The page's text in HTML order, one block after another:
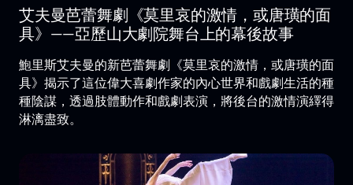
艾夫曼芭蕾舞劇《莫里哀的激情，或唐璜的面
具》——亞歷山大劇院舞台上的幕後故事
鮑里斯艾夫曼的新芭蕾舞劇《莫里哀的激情，或唐璜的面
具》揭示了這位偉大喜劇作家的內心世界和戲劇生活的種
種陰謀，透過肢體動作和戲劇表演，將後台的激情演繹得
淋漓盡致。